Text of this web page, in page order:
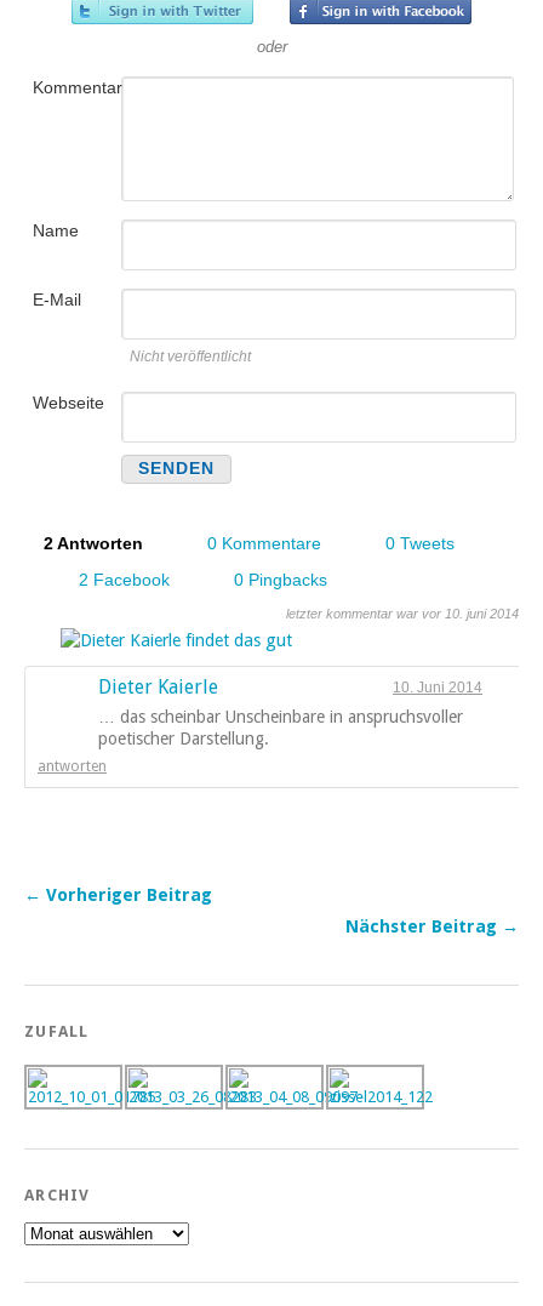
oder
Kommentar
Name
E-Mail
Nicht veröffentlicht
Webseite
2 Antworten 0 Kommentare
0 Tweets
2 Facebook
0 Pingbacks
letzter kommentar war vor 10. juni 2014
Dieter Kaierle 10. Juni 2014
… das scheinbar Unscheinbare in anspruchsvoller
poetischer Darstellung.
antworten
← Vorheriger Beitrag
Nächster Beitrag →
ZUFALL
ARCHIV
Archiv